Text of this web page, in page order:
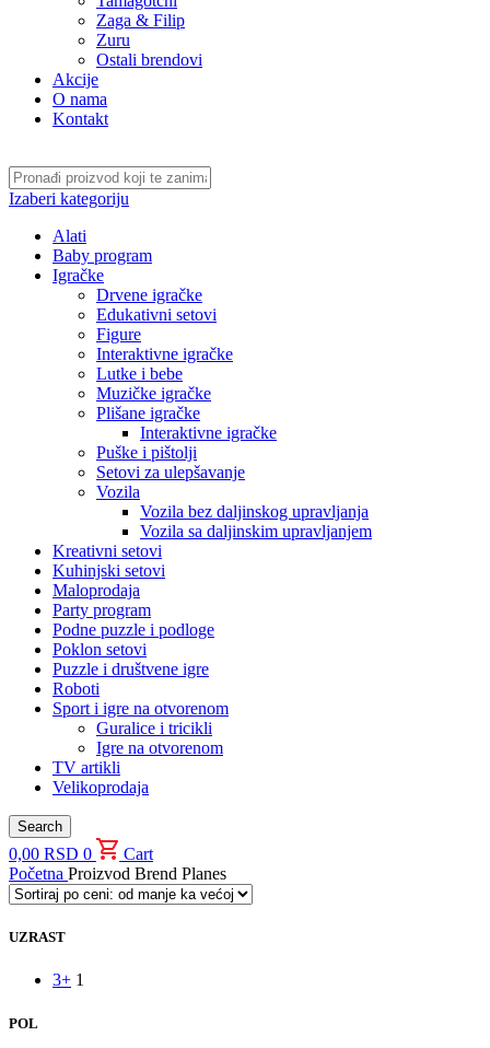
Zaga & Filip
Zuru
Ostali brendovi
Akcije
O nama
Kontakt
Izaberi kategoriju
Alati
Baby program
Igračke
Drvene igračke
Edukativni setovi
Figure
Interaktivne igračke
Lutke i bebe
Muzičke igračke
Plišane igračke
Interaktivne igračke
Puške i pištolji
Setovi za ulepšavanje
Vozila
Vozila bez daljinskog upravljanja
Vozila sa daljinskim upravljanjem
Kreativni setovi
Kuhinjski setovi
Maloprodaja
Party program
Podne puzzle i podloge
Poklon setovi
Puzzle i društvene igre
Roboti
Sport i igre na otvorenom
Guralice i tricikli
Igre na otvorenom
TV artikli
Velikoprodaja
Search
0,00 RSD 0
Cart
Početna Proizvod Brend Planes
UZRAST
3+ 1
POL